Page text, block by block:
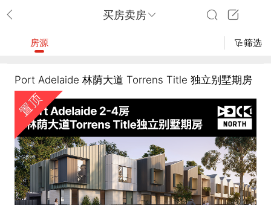
买房卖房
房源 筛选
Port Adelaide 林荫大道 Torrens Title 独立别墅期房